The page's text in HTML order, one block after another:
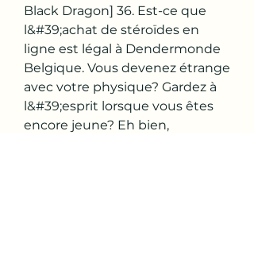
Black Dragon] 36. Est-ce que
l&#39;achat de stéroïdes en
ligne est légal à Dendermonde
Belgique. Vous devenez étrange
avec votre physique? Gardez à
l&#39;esprit lorsque vous êtes
encore jeune? Eh bien,